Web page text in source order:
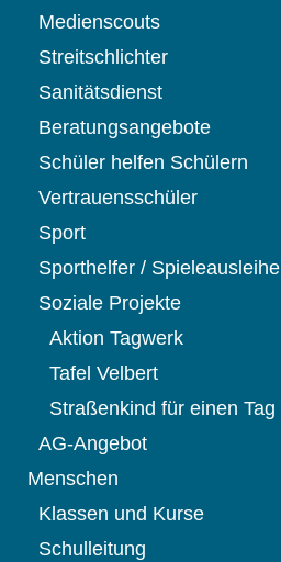
Medienscouts
Streitschlichter
Sanitätsdienst
Beratungsangebote
Schüler helfen Schülern
Vertrauensschüler
Sport
Sporthelfer / Spieleausleihe
Soziale Projekte
Aktion Tagwerk
Tafel Velbert
Straßenkind für einen Tag
AG-Angebot
Menschen
Klassen und Kurse
Schulleitung